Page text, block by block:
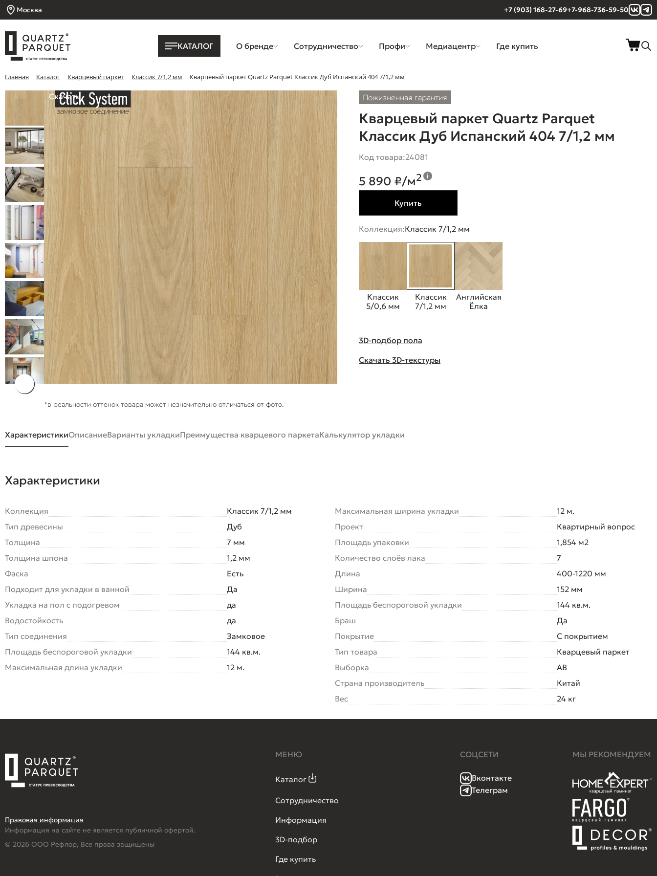
Москва +7 (903) 168-27-69+7-968-736-59-50
КАТАЛОГ О бренде Сотрудничество Профи Медиацентр Где купить
Главная Каталог Кварцевый паркет Классик 7/1,2 мм Кварцевый паркет Quartz Parquet Классик Дуб Испанский 404 7/1,2 мм
Скачать
*в реальности оттенок товара может незначительно отличаться от фото.
Пожизненная гарантия
Кварцевый паркет Quartz Parquet
Классик Дуб Испанский 404 7/1,2 мм
Код товара:24081
5 890 ₽/м2
Купить
Коллекция:Классик 7/1,2 мм
Классик
5/0,6 мм
Классик
7/1,2 мм
Английская
Ёлка
3D-подбор пола
Скачать 3D-текстуры
ХарактеристикиОписаниеВарианты укладкиПреимущества кварцевого паркетаКалькулятор укладки
Характеристики
Коллекция
Классик 7/1,2 мм
Тип древесины
Дуб
Толщина
7 мм
Толщина шпона
1,2 мм
Фаска
Есть
Подходит для укладки в ванной
Да
Укладка на пол c подогревом
да
Водостойкость
да
Тип соединения
Замковое
Площадь беспороговой укладки
144 кв.м.
Максимальная длина укладки
12 м.
Максимальная ширина укладки
12 м.
Проект
Квартирный вопрос
Площадь упаковки
1,854 м2
Количество слоёв лака
7
Длина
400-1220 мм
Ширина
152 мм
Площадь беспороговой укладки
144 кв.м.
Браш
Да
Покрытие
С покрытием
Тип товара
Кварцевый паркет
Выборка
AB
Страна производитель
Китай
Вес
24 кг
Правовая информация
Информация на сайте не является публичной офертой.
© 2026 ООО Рефлор, Все права защищены
МЕНЮ
Каталог
Сотрудничество
Информация
3D-подбор
Где купить
СОЦСЕТИ
Вконтакте
Телеграм
МЫ РЕКОМЕНДУЕМ